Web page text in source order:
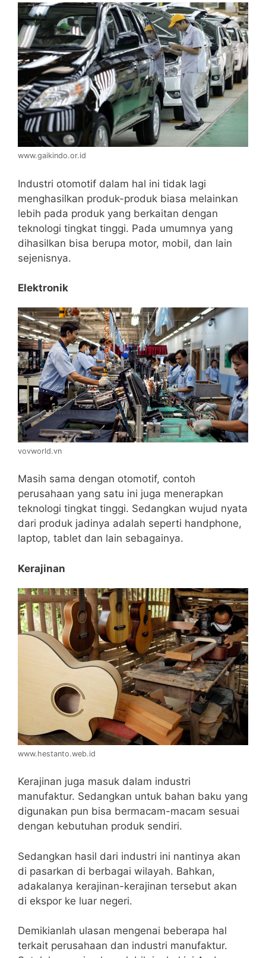
www.gaikindo.or.id
Industri otomotif dalam hal ini tidak lagi
menghasilkan produk-produk biasa melainkan
lebih pada produk yang berkaitan dengan
teknologi tingkat tinggi. Pada umumnya yang
dihasilkan bisa berupa motor, mobil, dan lain
sejenisnya.
Elektronik
vovworld.vn
Masih sama dengan otomotif, contoh
perusahaan yang satu ini juga menerapkan
teknologi tingkat tinggi. Sedangkan wujud nyata
dari produk jadinya adalah seperti handphone,
laptop, tablet dan lain sebagainya.
Kerajinan
www.hestanto.web.id
Kerajinan juga masuk dalam industri
manufaktur. Sedangkan untuk bahan baku yang
digunakan pun bisa bermacam-macam sesuai
dengan kebutuhan produk sendiri.
Sedangkan hasil dari industri ini nantinya akan
di pasarkan di berbagai wilayah. Bahkan,
adakalanya kerajinan-kerajinan tersebut akan
di ekspor ke luar negeri.
Demikianlah ulasan mengenai beberapa hal
terkait perusahaan dan industri manufaktur.